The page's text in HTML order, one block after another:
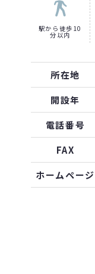
駅から徒歩10
分以内
所在地
開設年
電話番号
FAX
ホームページ